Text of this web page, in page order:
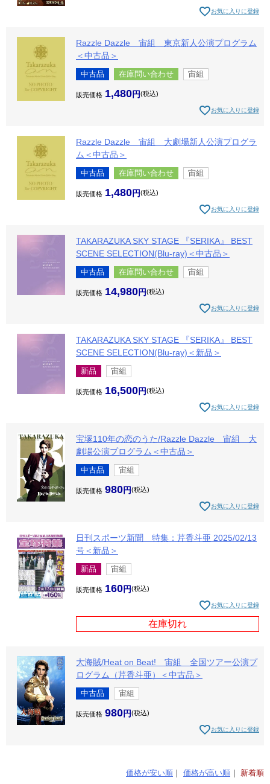
お気に入りに登録
Razzle Dazzle 宙組 東京新人公演プログラム
＜中古品＞
中古品 在庫問い合わせ 宙組
販売価格 1,480 税込
お気に入りに登録
Razzle Dazzle 宙組 大劇場新人公演プログラ
ム＜中古品＞
中古品 在庫問い合わせ 宙組
販売価格 1,480 税込
お気に入りに登録
TAKARAZUKA SKY STAGE 『SERIKA』 BEST
SCENE SELECTION(Blu-ray)＜中古品＞
中古品 在庫問い合わせ 宙組
販売価格 14,980 税込
お気に入りに登録
TAKARAZUKA SKY STAGE 『SERIKA』 BEST
SCENE SELECTION(Blu-ray)＜新品＞
新品 宙組
販売価格 16,500 税込
お気に入りに登録
宝塚110年の恋のうた/Razzle Dazzle 宙組 大
劇場公演プログラム＜中古品＞
中古品 宙組
販売価格 980 税込
お気に入りに登録
日刊スポーツ新聞 特集：芹香斗亜 2025/02/13
号＜新品＞
新品 宙組
販売価格 160 税込
お気に入りに登録
在庫切れ
大海賊/Heat on Beat! 宙組 全国ツアー公演プ
ログラム（芹香斗亜）＜中古品＞
中古品 宙組
販売価格 980 税込
お気に入りに登録
価格が安い順 価格が高い順 新着順